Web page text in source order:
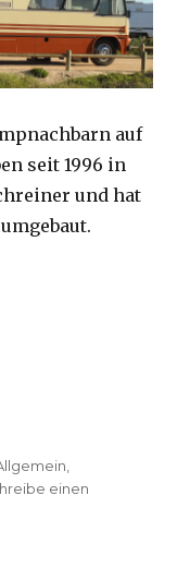
auf
seit 1996 in
und hat
einen